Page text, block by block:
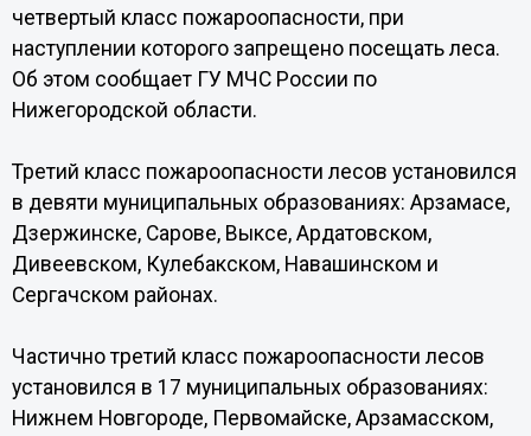
четвертый класс пожароопасности, при
наступлении которого запрещено посещать леса.
Об этом сообщает ГУ МЧС России по
Нижегородской области.
Третий класс пожароопасности лесов установился
в девяти муниципальных образованиях: Арзамасе,
Дзержинске, Сарове, Выксе, Ардатовском,
Дивеевском, Кулебакском, Навашинском и
Сергачском районах.
Частично третий класс пожароопасности лесов
установился в 17 муниципальных образованиях:
Нижнем Новгороде, Первомайске, Арзамасском,